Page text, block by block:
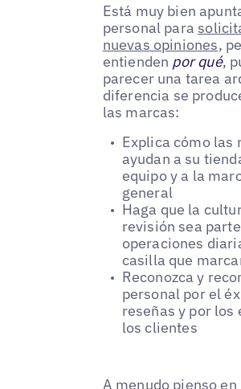
Está muy bien
personal para
nuevas opiniones,
entienden por qué,
parecer una tarea
diferencia se
las marcas:
Explica cómo las
ayudan a su
equipo y a la
general
Haga que la
revisión sea
operaciones
casilla que
Reconozca y
personal por el
reseñas y por los
los clientes
A menudo pienso en